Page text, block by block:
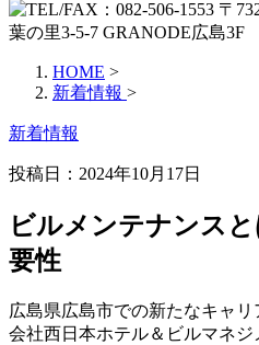
HOME >
新着情報 >
新着情報
投稿日： 2024年10月17日
ビルメンテナンス
要性
広島県広島市での新たなキャ
会社西日本ホテル＆ビルマネ